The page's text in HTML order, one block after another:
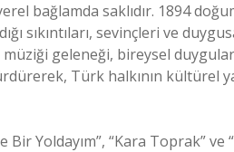
bağlamda saklıdır. 1894
sıkıntıları, sevinçleri ve
geleneği, bireysel
Türk halkının kültürel
Bir Yoldayım”, “Kara Toprak” ve